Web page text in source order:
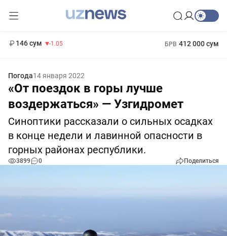
146 сум -1.05 БРВ 412 000 сум
Погода14 января 2022
«От поездок в горы лучше
воздержаться» — Узгидромет
Синоптики рассказали о сильных осадках
в конце недели и лавинной опасности в
горных районах республики.
3899 0 Поделиться